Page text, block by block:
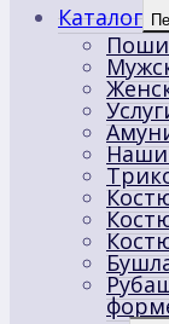
Каталог